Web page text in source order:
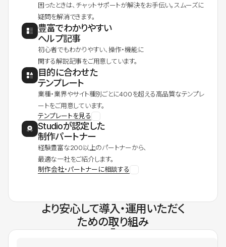
困ったときは、チャットサポートが解決をお手伝い。スムーズに
疑問を解消できます。
豊富でわかりやすい
ヘルプ記事
初心者でもわかりやすい、操作・機能に
関する解説記事をご用意しています。
目的に合わせた
テンプレート
業種・業界やサイト種別ごとに400を超える高品質なテンプレ
ートをご用意しています。
テンプレートを見る
Studioが認定した
制作パートナー
経験豊富な200以上のパートナーから、
最適な一社をご紹介します。
制作会社・パートナーに相談する
より安心して導入・運用いただく
ための取り組み